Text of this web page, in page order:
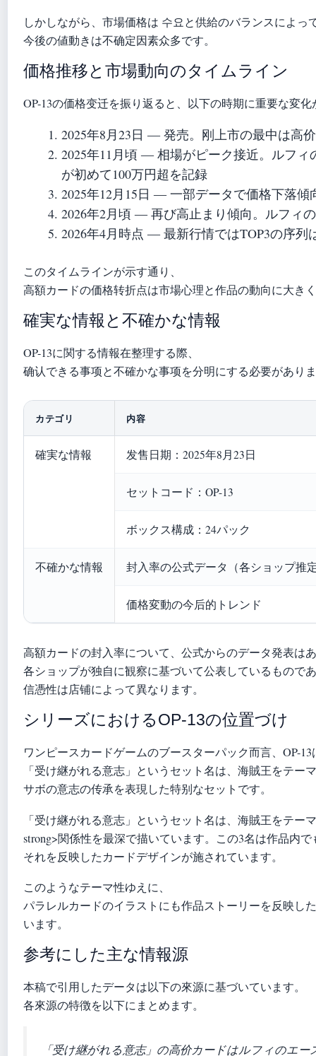
しかしながら、市場価格は 수요と供給のバランスによっ
今後の値動きは不确定因素众多です。
価格推移と市場動向のタイムライン
OP-13の価格变迁を振り返ると、以下の時期に重要な変
2025年8月23日 ― 発売。刚上市の最中は高
2025年11月頃 ― 相場がピーク接近。ルフィ
が初めて100万円超を記録
2025年12月15日 ― 一部データで価格下落傾
2026年2月頃 ― 再び高止まり傾向。ルフィ
2026年4月時点 ― 最新行情ではTOP3の序列
このタイムラインが示す通り、
高額カードの価格转折点は市場心理と作品の動向に大き
確実な情報と不確かな情報
OP-13に関する情報在整理する際、
确认できる事项と不確かな事项を分明にする必要があり
カテゴリ 内容
確実な情報 发售日期：2025年8月23日
セットコード：OP-13
ボックス構成：24パック
不確かな情報 封入率の公式データ（各ショップ推
価格変動の今后的トレンド
高額カードの封入率について、公式からのデータ発表は
各ショップが独自に観察に基づいて公表しているもので
信憑性は店铺によって異なります。
シリーズにおけるOP-13の位置づけ
ワンピースカードゲームのブースターパック而言、OP-
「受け継がれる意志」というセット名は、海賊王をテー
サボの意志の传承を表現した特别なセットです。
「受け継がれる意志」というセット名は、海賊王をテー
strong>関係性を最深で描いています。この3名は作品内
それを反映したカードデザインが施されています。
このようなテーマ性ゆえに、
パラレルカードのイラストにも作品ストーリーを反映し
います。
参考にした主な情報源
本稿で引用したデータは以下の來源に基づいています。
各來源の特徴を以下にまとめます。
「受け継がれる意志」の高价カードはルフィのエ